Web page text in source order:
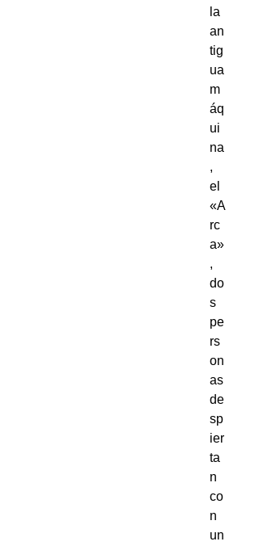
la
an
tig
ua
m
áq
ui
na
,
el
«A
rc
a»
,
do
s
pe
rs
on
as
de
sp
ier
ta
n
co
n
un